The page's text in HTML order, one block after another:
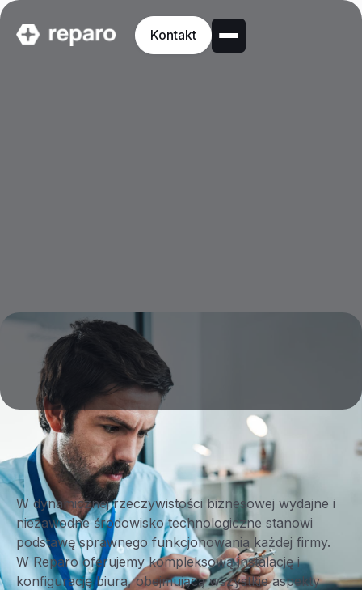
Kontakt
W dynamicznej rzeczywistości biznesowej wydajne i
niezawodne środowisko technologiczne stanowi
podstawę sprawnego funkcjonowania każdej firmy.
W Reparo oferujemy kompleksową instalację i
konfigurację biura, obejmującą wszystkie aspekty